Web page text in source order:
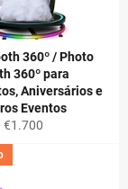
360º / Photo
360º para
Aniversários e
Eventos
Preço
normal
€1.700